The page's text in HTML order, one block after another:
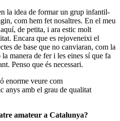
la idea de formar un grup infantil-
com hem fet nosaltres. En el meu
de petita, i ara estic molt
Encara que es rejoveneixi el
de base que no canviaran, com la
manera de fer i les eines sí que fa
Penso que és necessari.
enorme veure com
anys amb el grau de qualitat
amateur a Catalunya?